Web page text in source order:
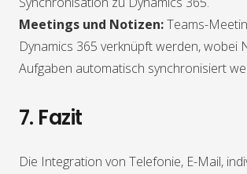
Meetings und Notizen:Teams-
Dynamics 365 verknüpft werden, wobei
Aufgaben automatisch synchronisiert
7. Fazit
Die Integration von Telefonie, E-Mail,